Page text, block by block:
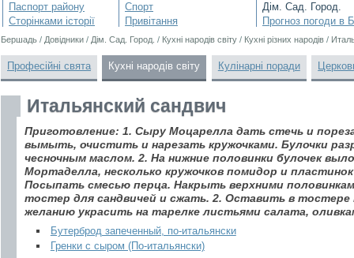
Паспорт району
Сторінками історії
Спорт
Привітання
Дім. Сад. Город.
Прогноз погоди в
Бершадь / Довідники / Дім. Сад. Город. / Кухні народів світу / Кухні різних народів /
Професійні свята Кухні народів світу Кулінарні поради
Итальянский сандвич
Приготовление: 1. Сыру Моцарелла дать стечь и
вымыть, очистить и нарезать кружочками. Булочки
чесночным маслом. 2. На нижние половинки булочек
Мортаделла, несколько кружочков помидор и
Посыпать смесью перца. Накрыть верхними
тостер для сандвичей и сжать. 2. Оставить в
желанию украсить на тарелке листьями салата,
Бутерброд запеченный, по-итальянски
Гренки с сыром (По-итальянски)